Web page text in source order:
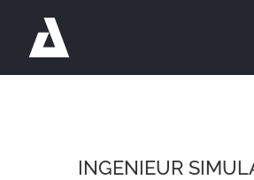
contenu
INGENIEUR